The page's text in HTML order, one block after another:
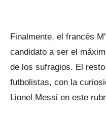
Finalmente, el francés
candidato a ser el
de los sufragios. El
futbolistas, con la
Lionel Messi en este